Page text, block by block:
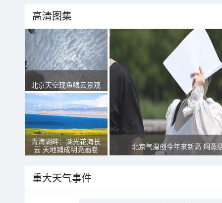
高清图集
北京天空现鱼鳞云景观
青海湖畔：湖光花海长
云 天地铺成明亮画卷
北京气温创今年来新高 焖蒸
重大天气事件